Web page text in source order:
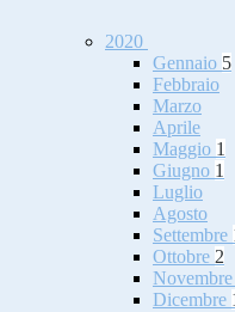
2020
Gennaio 5
Febbraio
Marzo
Aprile
Maggio 1
Giugno 1
Luglio
Agosto
Settembre
Ottobre 2
Novembre
Dicembre